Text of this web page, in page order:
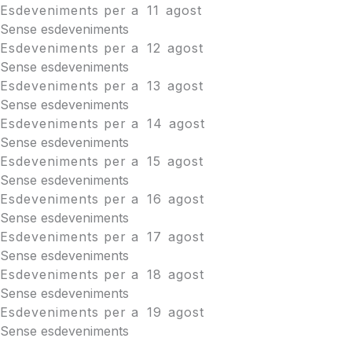
Esdeveniments per a 11 agost
Sense esdeveniments
Esdeveniments per a 12 agost
Sense esdeveniments
Esdeveniments per a 13 agost
Sense esdeveniments
Esdeveniments per a 14 agost
Sense esdeveniments
Esdeveniments per a 15 agost
Sense esdeveniments
Esdeveniments per a 16 agost
Sense esdeveniments
Esdeveniments per a 17 agost
Sense esdeveniments
Esdeveniments per a 18 agost
Sense esdeveniments
Esdeveniments per a 19 agost
Sense esdeveniments